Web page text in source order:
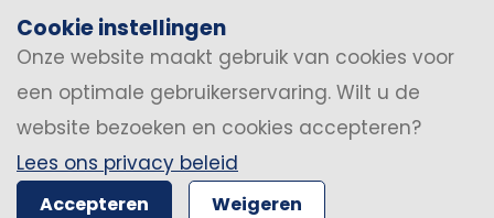
Cookie instellingen
Onze website maakt gebruik van cookies voor
een optimale gebruikerservaring. Wilt u de
website bezoeken en cookies accepteren?
Lees ons privacy beleid
Accepteren Weigeren